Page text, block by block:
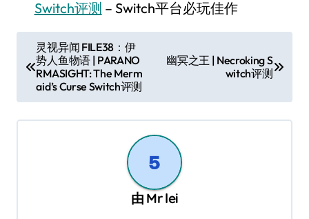
Switch评测 – Switch平台必玩佳作
章
灵视异闻 FILE38：伊
势人鱼物语 | PARANO
RMASIGHT: The Merm
aid’s Curse Switch评测
幽冥之王 | Necroking S
witch评测
由 Mr lei